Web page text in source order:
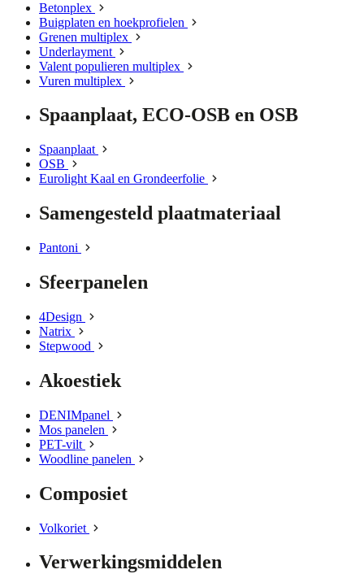
Betonplex
Buigplaten en hoekprofielen
Grenen multiplex
Underlayment
Valent populieren multiplex
Vuren multiplex
Spaanplaat, ECO-OSB en OSB
Spaanplaat
OSB
Eurolight Kaal en Grondeerfolie
Samengesteld plaatmateriaal
Pantoni
Sfeerpanelen
4Design
Natrix
Stepwood
Akoestiek
DENIMpanel
Mos panelen
PET-vilt
Woodline panelen
Composiet
Volkoriet
Verwerkingsmiddelen